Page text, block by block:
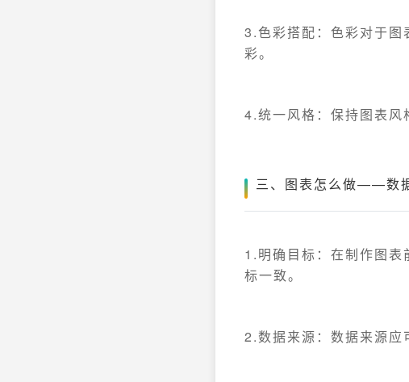
3.色彩搭配：色彩对于图
彩。
4.统一风格：保持图表风
三、图表怎么做——数
1.明确目标：在制作图表
标一致。
2.数据来源：数据来源应